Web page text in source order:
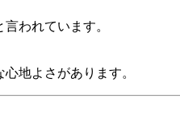
われています。
地よさがあります。